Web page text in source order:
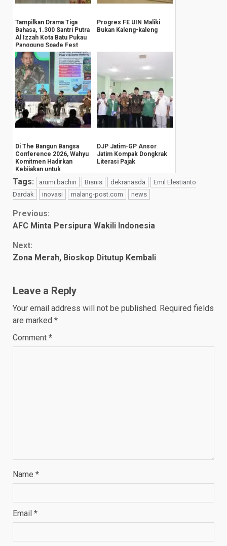
Tampilkan Drama Tiga
Bahasa, 1.300 Santri Putra
Al Izzah Kota Batu Pukau
Panggung Spade Fest
Progres FE UIN Maliki
Bukan Kaleng-kaleng
Di The Bangun Bangsa
Conference 2026, Wahyu
Komitmen Hadirkan
Kebijakan untuk
Kesejahteraan
Masyarak...
DJP Jatim-GP Ansor
Jatim Kompak Dongkrak
Literasi Pajak
Tags: arumi bachin Bisnis dekranasda
Emil Elestianto
Dardak
inovasi malang-post.com news
Continue
Previous:
AFC Minta Persipura Wakili Indonesia
Next:
Zona Merah, Bioskop Ditutup Kembali
Leave a Reply
Your email address will not be published. Required fields
are marked *
Comment *
Name *
Email *